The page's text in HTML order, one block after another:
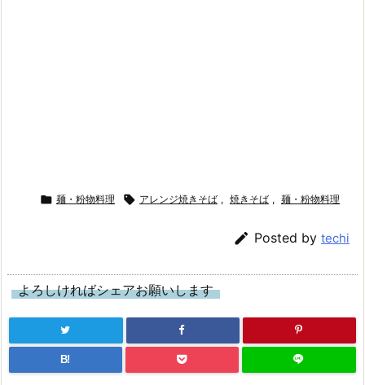
 麺・粉物料理  アレンジ焼きそば , 焼きそば , 麺・粉物料理
 Posted by techi
よろしければシェアお願いします
B!